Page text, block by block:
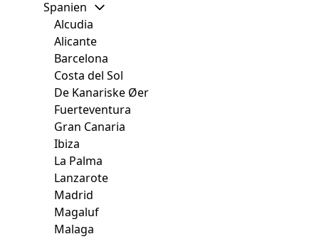
Spanien
Alcudia
Alicante
Barcelona
Costa del Sol
De Kanariske Øer
Fuerteventura
Gran Canaria
Ibiza
La Palma
Lanzarote
Madrid
Magaluf
Malaga